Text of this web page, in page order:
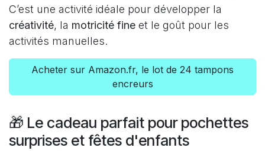
C’est une activité idéale pour développer la
créativité, la motricité fine et le goût pour les
activités manuelles.
Acheter sur Amazon.fr, le lot de 24 tampons
encreurs
🎁 Le cadeau parfait pour pochettes
surprises et fêtes d'enfants